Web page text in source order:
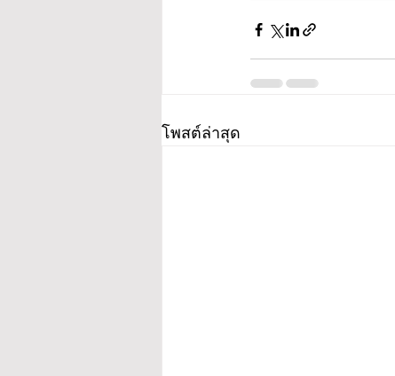
โพสต์ล่าสุด